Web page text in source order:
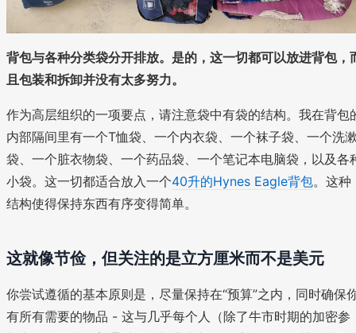
背包与各种分类袋分开排放。是的，这一切都可以放进背包，
且包装和拆卸并没有太多努力。
作为高层组织的一项要点，请注意袋中有袋的结构。我在背包
内部隔间里有一个T恤袋、一个内衣袋、一个袜子袋、一个洗
袋、一个脏衣物袋、一个药品袋、一个笔记本电脑袋，以及各
小袋。这一切都适合放入一个40升的Hynes Eagle背包。这种
结构使得保持东西有序变得简单。
这就像节俭，但关注的是立方厘米而不是美元
你尝试遵循的基本原则是，尽量保持在“预算”之内，同时确保
有所有需要的物品 - 这与几乎每个人（除了牛市时期的加密参